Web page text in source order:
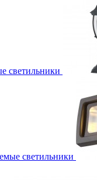
светильники
светильники